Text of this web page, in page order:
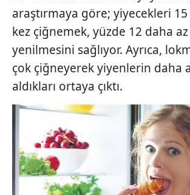
araştırmaya göre; yiyecekleri
kez çiğnemek, yüzde 12 daha
yenilmesini sağlıyor. Ayrıca,
çok çiğneyerek yiyenlerin daha
aldıkları ortaya çıktı.